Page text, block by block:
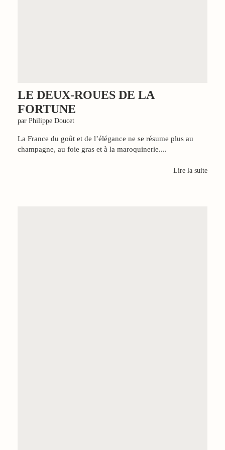
LE DEUX-ROUES DE LA
FORTUNE
par Philippe Doucet
La France du goût et de l’élégance ne se résume plus au
champagne, au foie gras et à la maroquinerie....
Lire la suite